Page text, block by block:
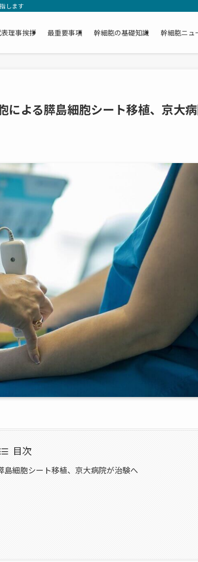
します
理事挨拶 最重要事項 幹細胞の基礎知識 幹細胞ニュ
による膵島細胞シート移植、京大
目次
細胞シート移植、京大病院が治験へ